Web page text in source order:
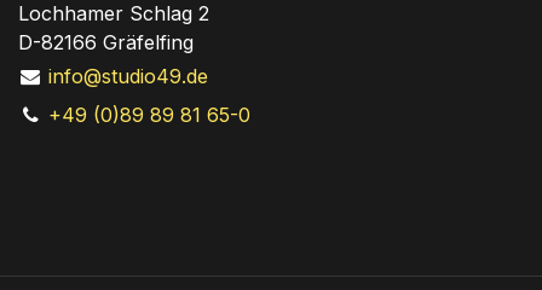
Lochhamer Schlag 2
D-82166 Gräfelfing
info@studio49.de
+49 (0)89 89 81 65-0